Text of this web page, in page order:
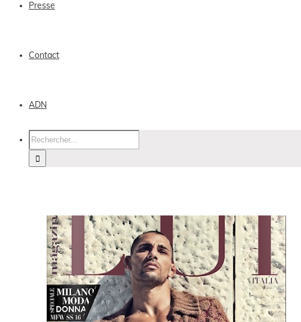
Presse
Contact
ADN